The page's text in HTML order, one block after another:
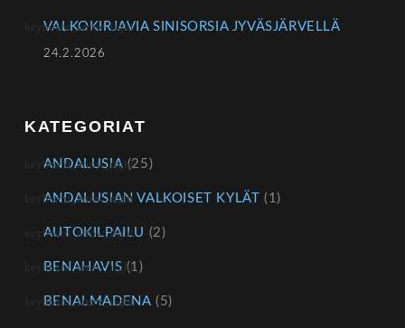
VALKOKIRJAVIA SINISORSIA JYVÄSJÄRVELLÄ
24.2.2026
KATEGORIAT
ANDALUSIA (25)
ANDALUSIAN VALKOISET KYLÄT (1)
AUTOKILPAILU (2)
BENAHAVIS (1)
BENALMADENA (5)